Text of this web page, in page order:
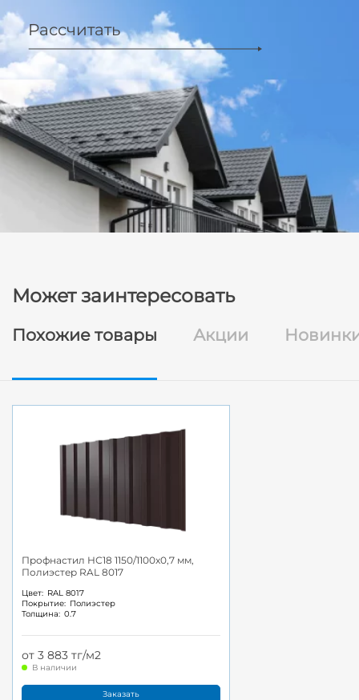
Рассчитать
Может заинтересовать
Похожие товары Акции
Профнастил НС18 1150/1100x0,7 мм,
Полиэстер RAL 8017
Цвет: RAL 8017
Покрытие: Полиэстер
Толщина: 0.7
от 3 883 тг/м2
В наличии
Заказать